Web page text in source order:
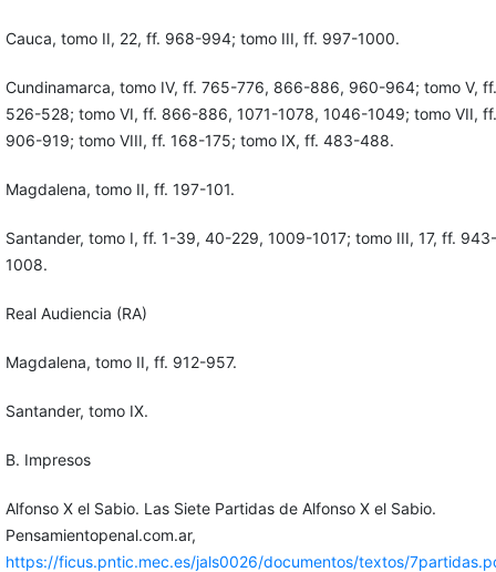
Cauca, tomo II, 22, ff. 968-994; tomo III, ff. 997-1000.
Cundinamarca, tomo IV, ff. 765-776, 866-886, 960-964; tomo V, ff.
526-528; tomo VI, ff. 866-886, 1071-1078, 1046-1049; tomo VII, ff.
906-919; tomo VIII, ff. 168-175; tomo IX, ff. 483-488.
Magdalena, tomo II, ff. 197-101.
Santander, tomo I, ff. 1-39, 40-229, 1009-1017; tomo III, 17, ff. 943-
1008.
Real Audiencia (RA)
Magdalena, tomo II, ff. 912-957.
Santander, tomo IX.
B. Impresos
Alfonso X el Sabio. Las Siete Partidas de Alfonso X el Sabio.
Pensamientopenal.com.ar,
https://ficus.pntic.mec.es/jals0026/documentos/textos/